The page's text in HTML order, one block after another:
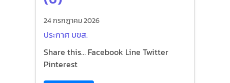
24 กรกฎาคม 2026
ประกาศ บขส.
Share this… Facebook Line Twitter
Pinterest